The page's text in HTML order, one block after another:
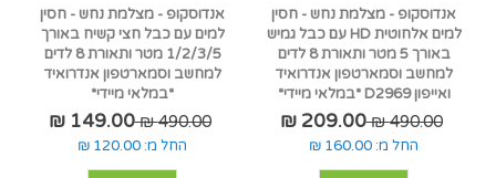
אנדוסקופ - מצלמת נחש - חסין
למים אלחוטית HD עם כבל גמיש
באורך 5 מטר ותאורת 8 לדים
למחשב וסמארטפון אנדרואיד
ואייפון D2969 *במלאי מיידי*
490.00 ₪
209.00 ₪
החל מ: 160.00 ₪
אנדוסקופ - מצלמת נחש - חסין
למים עם כבל חצי קשיח באורך
1/2/3/5 מטר ותאורת 8 לדים
למחשב וסמארטפון אנדרואיד
*במלאי מיידי*
490.00 ₪
149.00 ₪
החל מ: 120.00 ₪